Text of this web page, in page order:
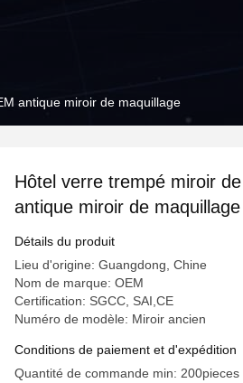
antique miroir de maquillage
Hôtel verre trempé miroir
antique miroir de maquillage
Détails du produit
Lieu d'origine: Guangdong, Chine
Nom de marque: OEM
Certification: SGCC, SAI,CE
Numéro de modèle: Miroir ancien
Conditions de paiement et d'expédition
Quantité de commande min: 200pieces